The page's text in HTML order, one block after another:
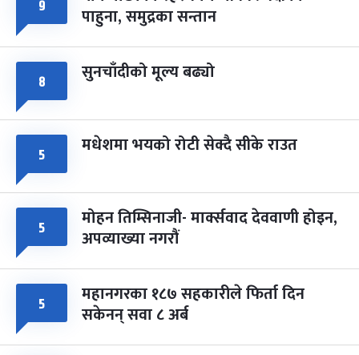
चैत्र ८, २०८३- Mar 22, 2027
९ पाहुना, समुद्रका सन्तान
८ सुनचाँदीको मूल्य बढ्यो
५ मधेशमा भयको रोटी सेक्दै सीके राउत
५ मोहन तिम्सिनाजी- मार्क्सवाद देववाणी होइन,
अपव्याख्या नगरौं
५ महानगरका १८७ सहकारीले फिर्ता दिन
सकेनन् सवा ८ अर्ब